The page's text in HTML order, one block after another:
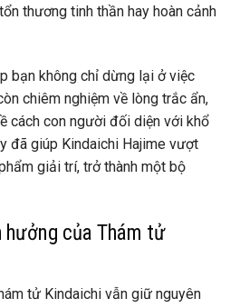
thương tinh thần hay hoàn cảnh
bạn không chỉ dừng lại ở việc
chiêm nghiệm về lòng trắc ẩn,
cách con người đối diện với khổ
đã giúp Kindaichi Hajime vượt
giải trí, trở thành một bộ
hưởng của Thám tử
tử Kindaichi vẫn giữ nguyên